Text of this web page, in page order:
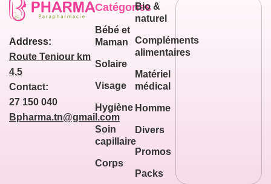
Address:
Route Teniour km
4,5
Contact:
27 150 040
Bpharma.tn@gmail.com
Catégories
Bébé et
Maman
Solaire
Visage
Hygiène
Soin
capillaire
Corps
Bio &
naturel
Compléments
alimentaires
Matériel
médical
Homme
Divers
Promos
Packs